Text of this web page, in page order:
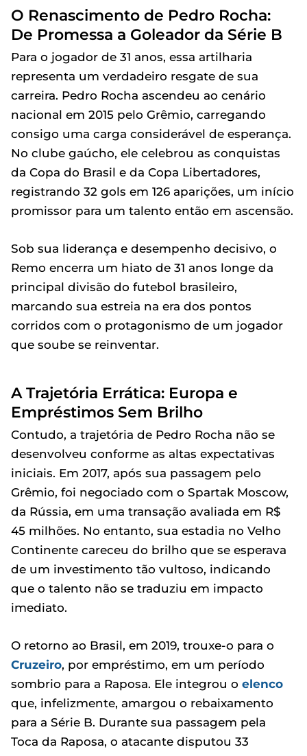
O Renascimento de Pedro Rocha:
De Promessa a Goleador da Série B
Para o jogador de 31 anos, essa artilharia
representa um verdadeiro resgate de sua
carreira. Pedro Rocha ascendeu ao cenário
nacional em 2015 pelo Grêmio, carregando
consigo uma carga considerável de esperança.
No clube gaúcho, ele celebrou as conquistas
da Copa do Brasil e da Copa Libertadores,
registrando 32 gols em 126 aparições, um início
promissor para um talento então em ascensão.
Sob sua liderança e desempenho decisivo, o
Remo encerra um hiato de 31 anos longe da
principal divisão do futebol brasileiro,
marcando sua estreia na era dos pontos
corridos com o protagonismo de um jogador
que soube se reinventar.
A Trajetória Errática: Europa e
Empréstimos Sem Brilho
Contudo, a trajetória de Pedro Rocha não se
desenvolveu conforme as altas expectativas
iniciais. Em 2017, após sua passagem pelo
Grêmio, foi negociado com o Spartak Moscow,
da Rússia, em uma transação avaliada em R$
45 milhões. No entanto, sua estadia no Velho
Continente careceu do brilho que se esperava
de um investimento tão vultoso, indicando
que o talento não se traduziu em impacto
imediato.
O retorno ao Brasil, em 2019, trouxe-o para o
Cruzeiro, por empréstimo, em um período
sombrio para a Raposa. Ele integrou o elenco
que, infelizmente, amargou o rebaixamento
para a Série B. Durante sua passagem pela
Toca da Raposa, o atacante disputou 33